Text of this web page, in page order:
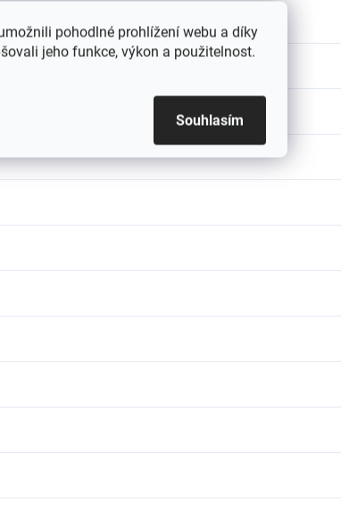
pohodlné prohlížení webu a díky
jeho funkce, výkon a použitelnost.
Souhlasím